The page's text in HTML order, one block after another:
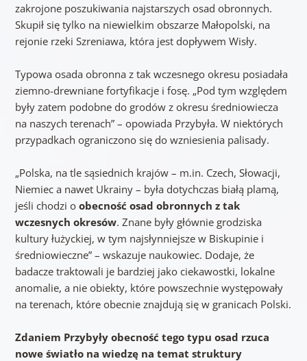
zakrojone poszukiwania najstarszych osad obronnych.
Skupił się tylko na niewielkim obszarze Małopolski, na
rejonie rzeki Szreniawa, która jest dopływem Wisły.
Typowa osada obronna z tak wczesnego okresu posiadała
ziemno-drewniane fortyfikacje i fosę. „Pod tym względem
były zatem podobne do grodów z okresu średniowiecza
na naszych terenach” – opowiada Przybyła. W niektórych
przypadkach ograniczono się do wzniesienia palisady.
„Polska, na tle sąsiednich krajów – m.in. Czech, Słowacji,
Niemiec a nawet Ukrainy – była dotychczas białą plamą,
jeśli chodzi o obecność osad obronnych z tak
wczesnych okresów. Znane były głównie grodziska
kultury łużyckiej, w tym najsłynniejsze w Biskupinie i
średniowieczne” – wskazuje naukowiec. Dodaje, że
badacze traktowali je bardziej jako ciekawostki, lokalne
anomalie, a nie obiekty, które powszechnie występowały
na terenach, które obecnie znajdują się w granicach Polski.
Zdaniem Przybyły obecność tego typu osad rzuca
nowe światło na wiedzę na temat struktury